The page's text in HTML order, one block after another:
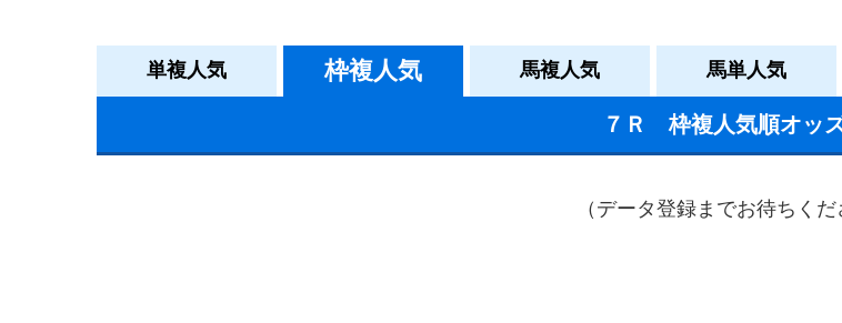
単複人気 枠複人気 馬複人気 馬単人気
７Ｒ 枠複人気順オ
（データ登録までお待ちくだ